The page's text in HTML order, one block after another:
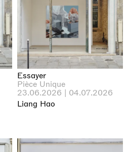
Essayer
Pièce Unique
23.06.2026 | 04.07.2026
Liang Hao